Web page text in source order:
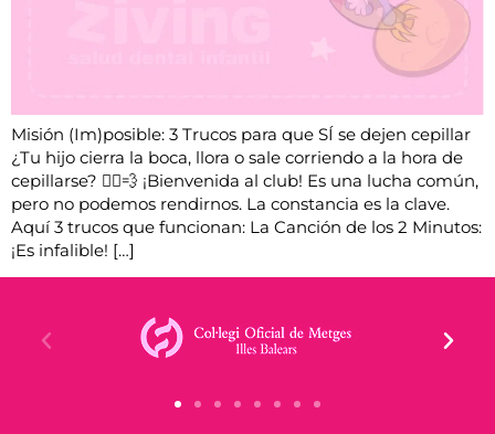
Misión (Im)posible: 3 Trucos para que SÍ se dejen cepillar
¿Tu hijo cierra la boca, llora o sale corriendo a la hora de
cepillarse? 🏃‍♂️💨 ¡Bienvenida al club! Es una lucha común,
pero no podemos rendirnos. La constancia es la clave.
Aquí 3 trucos que funcionan: La Canción de los 2 Minutos:
¡Es infalible! […]